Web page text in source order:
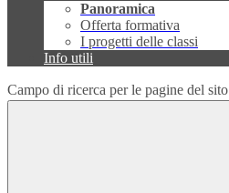
Panoramica
Offerta formativa
I progetti delle classi
Info utili
Campo di ricerca per le pagine del sito